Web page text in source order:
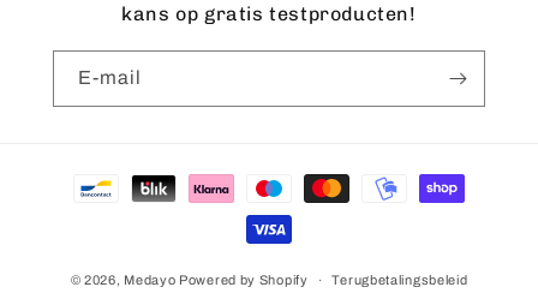
kans op gratis testproducten!
E‑mail
Betaalmethoden
© 2026, Medayo Powered by Shopify Terugbetalingsbeleid